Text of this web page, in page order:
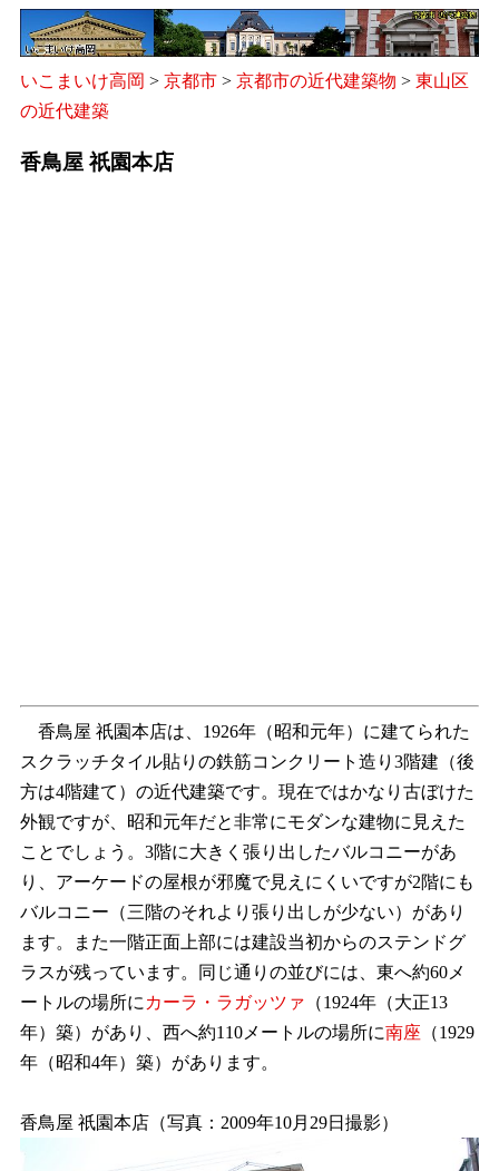
いこまいけ高岡 > 京都市 > 京都市の近代建築物 > 東山区
の近代建築
香鳥屋 祇園本店
香鳥屋 祇園本店は、1926年（昭和元年）に建てられた
スクラッチタイル貼りの鉄筋コンクリート造り3階建（後
方は4階建て）の近代建築です。現在ではかなり古ぼけた
外観ですが、昭和元年だと非常にモダンな建物に見えた
ことでしょう。3階に大きく張り出したバルコニーがあ
り、アーケードの屋根が邪魔で見えにくいですが2階にも
バルコニー（三階のそれより張り出しが少ない）があり
ます。また一階正面上部には建設当初からのステンドグ
ラスが残っています。同じ通りの並びには、東へ約60メ
ートルの場所に カーラ・ラガッツァ （1924年（大正13
年）築）があり、西へ約110メートルの場所に南座 （1929
年（昭和4年）築）があります。
香鳥屋 祇園本店（写真：2009年10月29日撮影）